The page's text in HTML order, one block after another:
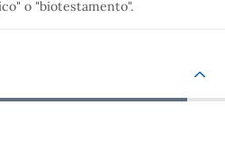
o "biotestamento".